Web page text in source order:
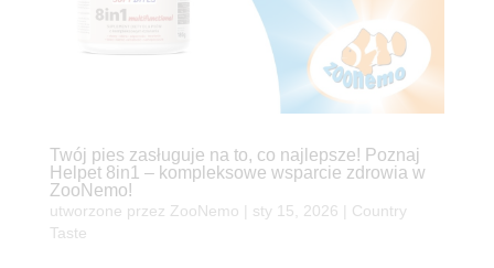
Twój pies zasługuje na to, co najlepsze! Poznaj
Helpet 8in1 – kompleksowe wsparcie zdrowia w
ZooNemo!
utworzone przez ZooNemo sty 15, 2026
Country
Taste